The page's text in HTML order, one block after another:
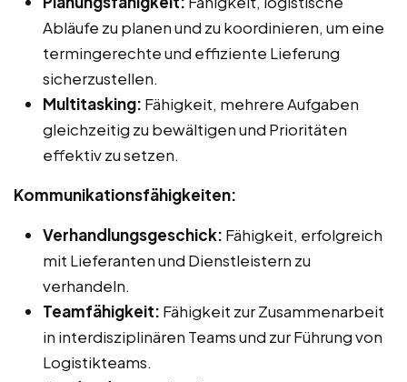
Abläufe zu planen und zu koordinieren, um eine
termingerechte und effiziente Lieferung
sicherzustellen.
Multitasking: Fähigkeit, mehrere Aufgaben
gleichzeitig zu bewältigen und Prioritäten
effektiv zu setzen.
Kommunikationsfähigkeiten:
Verhandlungsgeschick: Fähigkeit, erfolgreich
mit Lieferanten und Dienstleistern zu
verhandeln.
Teamfähigkeit: Fähigkeit zur Zusammenarbeit
in interdisziplinären Teams und zur Führung von
Logistikteams.